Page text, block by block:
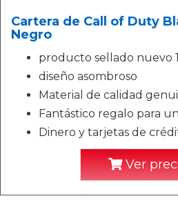
Cartera de Call of Duty
Negro
producto sellado nuevo
diseño asombroso
Material de calidad
Fantástico regalo para
Dinero y tarjetas de
Ver